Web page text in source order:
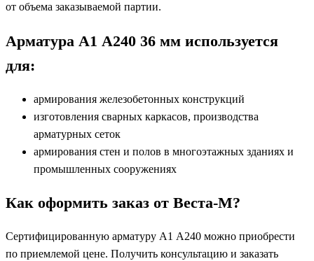
от объема заказываемой партии.
Арматура А1 А240 36 мм используется
для:
армирования железобетонных конструкций
изготовления сварных каркасов, производства
арматурных сеток
армирования стен и полов в многоэтажных зданиях и
промышленных сооружениях
Как оформить заказ от Веста-М?
Сертифицированную арматуру А1 А240 можно приобрести
по приемлемой цене. Получить консультацию и заказать